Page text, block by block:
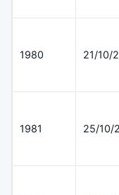
1980 21/10/
1981 25/10/